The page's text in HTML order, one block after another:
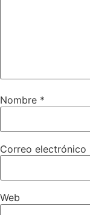
Nombre *
Correo electrónico
Web